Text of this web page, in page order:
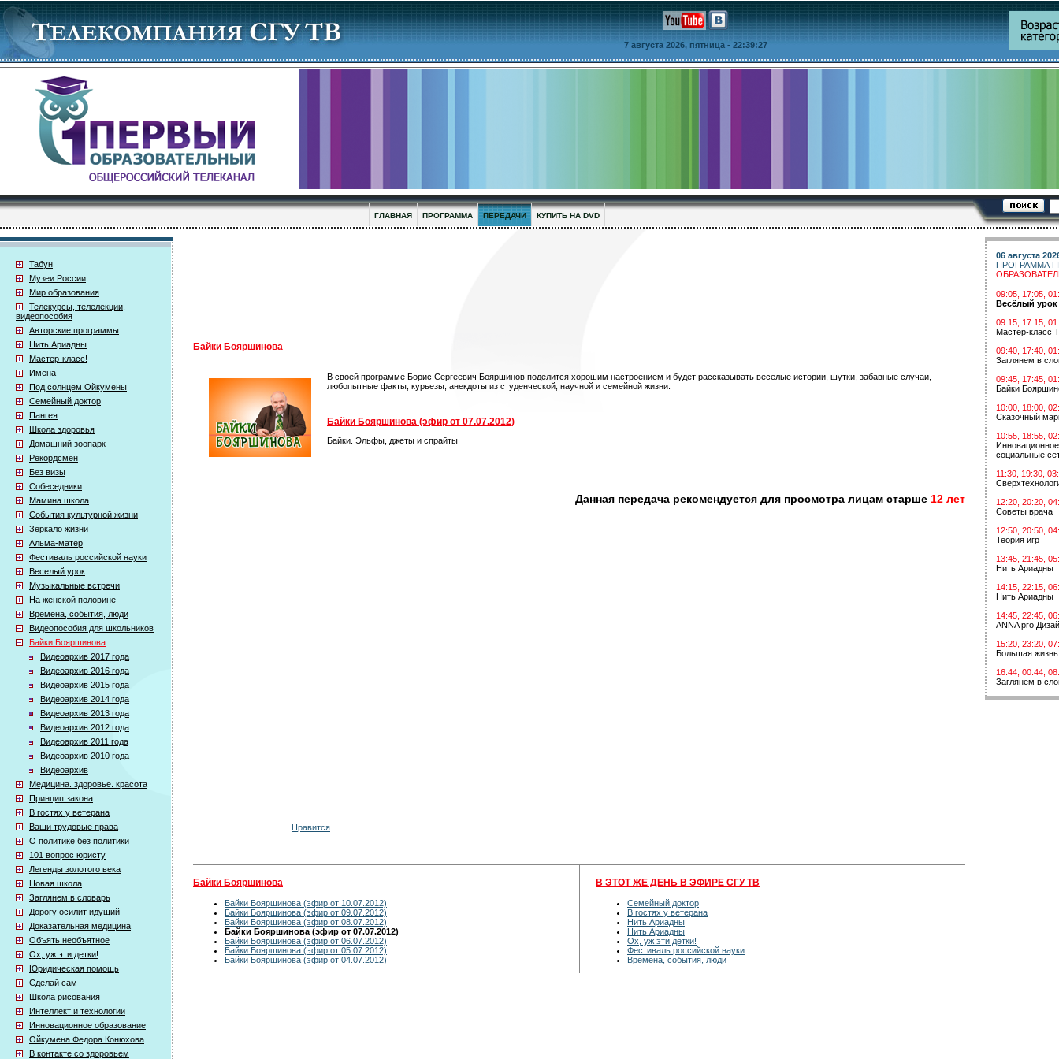
7 августа 2026, пятница - 22:39:27
ГЛАВНАЯ ПРОГРАММА ПЕРЕДАЧИ КУПИТЬ НА DVD
Табун
Музеи России
Мир образования
Телекурсы, телелекции,
видеопособия
Авторские программы
Нить Ариадны
Мастер-класс!
Имена
Под солнцем Ойкумены
Семейный доктор
Пангея
Школа здоровья
Домашний зоопарк
Рекордсмен
Без визы
Собеседники
Мамина школа
События культурной жизни
Зеркало жизни
Альма-матер
Фестиваль российской науки
Веселый урок
Музыкальные встречи
На женской половине
Времена, события, люди
Видеопособия для школьников
Байки Бояршинова
Видеоархив 2017 года
Видеоархив 2016 года
Видеоархив 2015 года
Видеоархив 2014 года
Видеоархив 2013 года
Видеоархив 2012 года
Видеоархив 2011 года
Видеоархив 2010 года
Видеоархив
Медицина. здоровье. красота
Принцип закона
В гостях у ветерана
Ваши трудовые права
О политике без политики
101 вопрос юристу
Легенды золотого века
Новая школа
Заглянем в словарь
Дорогу осилит идущий
Доказательная медицина
Объять необъятное
Ох, уж эти детки!
Юридическая помощь
Сделай сам
Школа рисования
Интеллект и технологии
Инновационное образование
Ойкумена Федора Конюхова
В контакте со здоровьем
Байки Бояршинова
В своей программе Борис Сергеевич Бояршинов поделится хорошим настроением и будет рассказывать веселые истории, шутки, забавные случаи,
любопытные факты, курьезы, анекдоты из студенческой, научной и семейной жизни.
Байки Бояршинова (эфир от 07.07.2012)
Байки. Эльфы, джеты и спрайты
Данная передача рекомендуется для просмотра лицам старше 12 лет
Нравится
Байки Бояршинова
Байки Бояршинова (эфир от 10.07.2012)
Байки Бояршинова (эфир от 09.07.2012)
Байки Бояршинова (эфир от 08.07.2012)
Байки Бояршинова (эфир от 07.07.2012)
Байки Бояршинова (эфир от 06.07.2012)
Байки Бояршинова (эфир от 05.07.2012)
Байки Бояршинова (эфир от 04.07.2012)
В ЭТОТ ЖЕ ДЕНЬ В ЭФИРЕ СГУ ТВ
Семейный доктор
В гостях у ветерана
Нить Ариадны
Нить Ариадны
Ох, уж эти детки!
Фестиваль российской науки
Времена, события, люди
06 августа
ПРОГРАММА
09:05, 17:05,
Весёлый урок
09:15, 17:15,
Мастер-класс
09:40, 17:40,
Заглянем в
09:45, 17:45,
Байки
10:00, 18:00,
Сказочный
10:55, 18:55,
социальные
11:30, 19:30,
12:20, 20:20,
Советы врача
12:50, 20:50,
Теория игр
13:45, 21:45,
Нить Ариадны
14:15, 22:15,
Нить Ариадны
14:45, 22:45,
ANNA pro
15:20, 23:20,
Большая жизнь
16:44, 00:44,
Заглянем в